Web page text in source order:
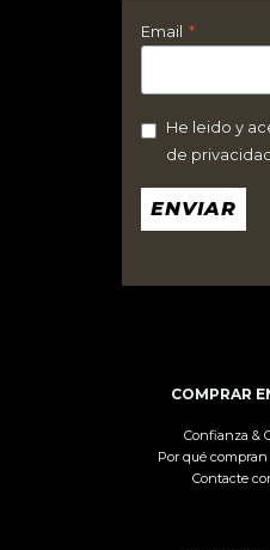
Email *
He leido y
de
ENVIAR
COMPRAR
Confianza &
Por qué
Contacte